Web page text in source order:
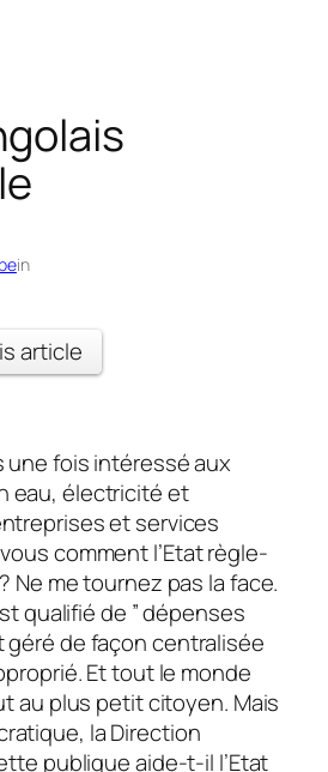
in
article
fois intéressé aux
eau, électricité et
et services
comment l’Etat règle-
Ne me tournez pas la face.
qualifié de ” dépenses
géré de façon centralisée
Et tout le monde
au plus petit citoyen. Mais
la Direction
publique aide-t-il l’Etat